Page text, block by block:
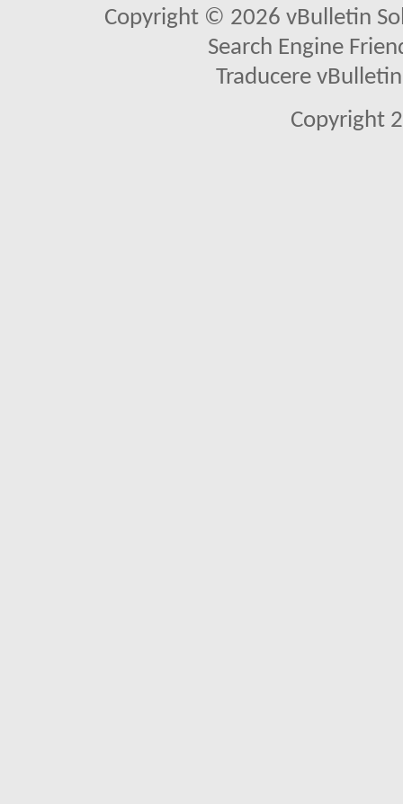
Copyright © 2026 vBulletin
Search Engine
Traducere
Copyright